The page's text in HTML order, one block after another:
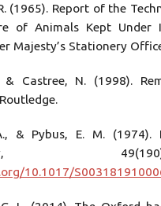
(1965). Report of the
of Animals Kept Under
Majesty’s Stationery
& Castree, N. (1998).
& Pybus, E. M. (1974).
10.1017/